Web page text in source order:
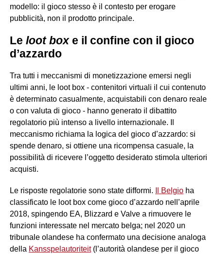
modello: il gioco stesso è il contesto per erogare
pubblicità, non il prodotto principale.
Le loot boxe il confine con il gioco
d’azzardo
Tra tutti i meccanismi di monetizzazione emersi negli
ultimi anni, le loot box - contenitori virtuali il cui contenuto
è determinato casualmente, acquistabili con denaro reale
o con valuta di gioco - hanno generato il dibattito
regolatorio più intenso a livello internazionale. Il
meccanismo richiama la logica del gioco d’azzardo: si
spende denaro, si ottiene una ricompensa casuale, la
possibilità di ricevere l’oggetto desiderato stimola ulteriori
acquisti.
Le risposte regolatorie sono state difformi. Il Belgio ha
classificato le loot box come gioco d’azzardo nell’aprile
2018, spingendo EA, Blizzard e Valve a rimuovere le
funzioni interessate nel mercato belga; nel 2020 un
tribunale olandese ha confermato una decisione analoga
della Kansspelautoriteit(l’autorità olandese per il gioco